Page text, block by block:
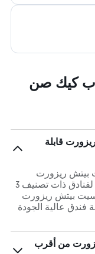
كيك صن
قابلة
بيتش ريزورت
أرخص بنسبة 55% عن الوسطي في كرابي لفنادق ذات تصنيف 3
بيتش ريزورت
فندق عالية الجودة
من أقرب